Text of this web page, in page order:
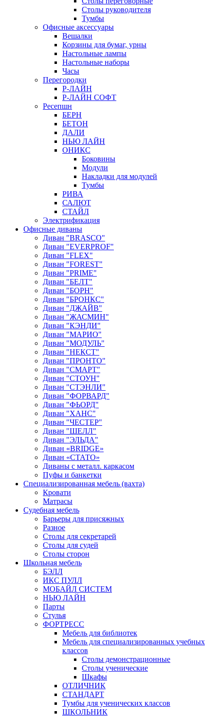
Столы руководителя
Тумбы
Офисные аксессуары
Вешалки
Корзины для бумаг, урны
Настольные лампы
Настольные наборы
Часы
Перегородки
Р-ЛАЙН
Р-ЛАЙН СОФТ
Ресепшн
БЕРН
БЕТОН
ДАЛИ
НЬЮ ЛАЙН
ОНИКС
Боковины
Модули
Накладки для модулей
Тумбы
РИВА
САЛЮТ
СТАЙЛ
Электрификация
Офисные диваны
Диван "BRASCO"
Диван "EVERPROF"
Диван "FLEX"
Диван "FOREST"
Диван "PRIME"
Диван "БЕЛТ"
Диван "БОРН"
Диван "БРОНКС"
Диван "ДЖАЙВ"
Диван "ЖАСМИН"
Диван "КЭНДИ"
Диван "МАРИО"
Диван "МОДУЛЬ"
Диван "НЕКСТ"
Диван "ПРОНТО"
Диван "СМАРТ"
Диван "СТОУН"
Диван "СТЭНЛИ"
Диван "ФОРВАРД"
Диван "ФЬОРД"
Диван "ХАНС"
Диван "ЧЕСТЕР"
Диван "ШЕЛЛ"
Диван "ЭЛЬДА"
Диван «BRIDGE»
Диван «СТАТО»
Диваны с металл. каркасом
Пуфы и банкетки
Специализированная мебель (вахта)
Кровати
Матрасы
Судебная мебель
Барьеры для присяжных
Разное
Столы для секретарей
Столы для судей
Столы сторон
Школьная мебель
БЭЛЛ
ИКС ПУЛЛ
МОБАЙЛ СИСТЕМ
НЬЮ ЛАЙН
Парты
Стулья
ФОРТРЕСС
Мебель для библиотек
Мебель для специализированных учебных
классов
Столы демонстрационные
Столы ученические
Шкафы
ОТЛИЧНИК
СТАНДАРТ
Тумбы для ученических классов
ШКОЛЬНИК